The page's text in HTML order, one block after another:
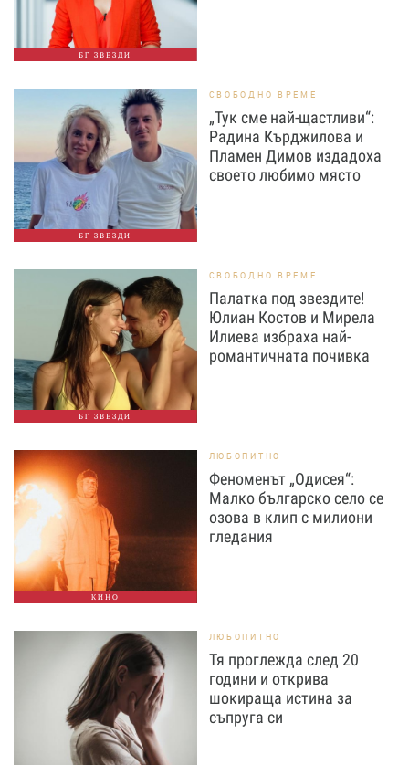
БГ ЗВЕЗДИ
БГ ЗВЕЗДИ
СВОБОДНО ВРЕМЕ
„Тук сме най-щастливи“:
Радина Кърджилова и
Пламен Димов издадоха
своето любимо място
БГ ЗВЕЗДИ
СВОБОДНО ВРЕМЕ
Палатка под звездите!
Юлиан Костов и Мирела
Илиева избраха най-
романтичната почивка
КИНО
ЛЮБОПИТНО
Феноменът „Одисея“:
Малко българско село се
озова в клип с милиони
гледания
ЛЮБОПИТНО
Тя проглежда след 20
години и открива
шокираща истина за
съпруга си